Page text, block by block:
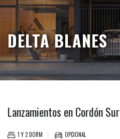
DELTA BLANES
Lanzamientos en Cordón Sur
1 Y 2 DORM OPCIONAL